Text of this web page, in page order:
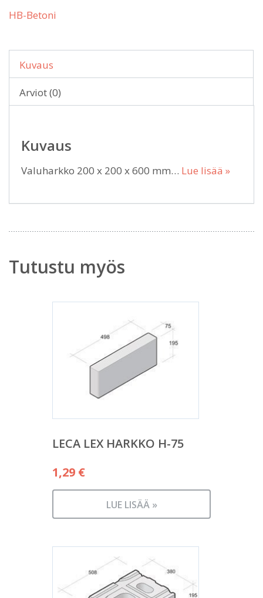
HB-Betoni
Kuvaus
Arviot (0)
Kuvaus
Valuharkko 200 x 200 x 600 mm… Lue lisää »
Tutustu myös
LECA LEX HARKKO H-75
1,29 €
LUE LISÄÄ »